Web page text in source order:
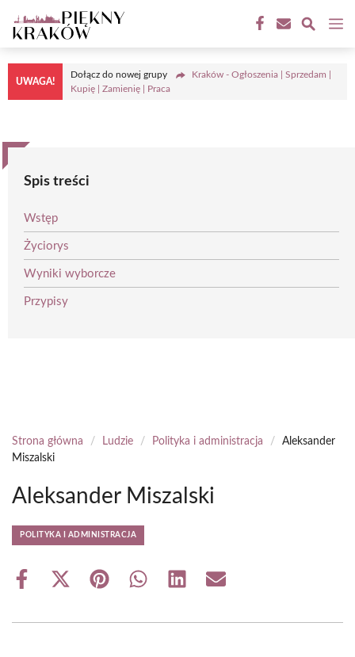
do
treści
UWAGA!
Dołącz do nowej grupy
Kraków - Ogłoszenia | Sprzedam |
Kupię | Zamienię | Praca
Spis treści
Wstęp
Życiorys
Wyniki wyborcze
Przypisy
Strona główna / Ludzie / Polityka i administracja /
Aleksander
Miszalski
Aleksander Miszalski
POLITYKA I ADMINISTRACJA
Share
Share
(Twitter)
Share Share Share Share